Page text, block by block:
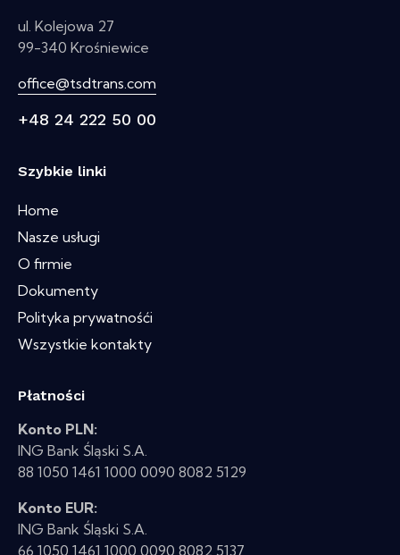
ul. Kolejowa 27
99-340 Krośniewice
office@tsdtrans.com
+48 24 222 50 00
Szybkie linki
Home
Nasze usługi
O firmie
Dokumenty
Polityka prywatnośći
Wszystkie kontakty
Płatności
Konto PLN:
ING Bank Śląski S.A.
88 1050 1461 1000 0090 8082 5129
Konto EUR:
ING Bank Śląski S.A.
66 1050 1461 1000 0090 8082 5137